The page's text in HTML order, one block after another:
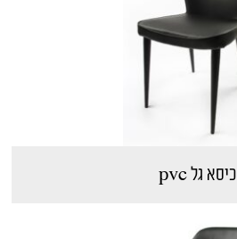
כיסא גל pvc